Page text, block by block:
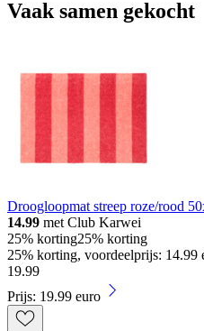
Vaak samen gekocht
Droogloopmat streep roze/rood
14.99 met Club Karwei
25% korting25% korting
25% korting, voordeelprijs: 14.99
19.99
Prijs: 19.99 euro